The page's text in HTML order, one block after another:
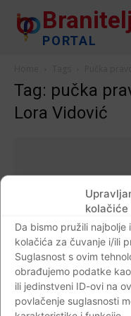
kolačiće
Da bismo pružili
kolačića za čuvanje i/ili
Suglasnost s ovim
obrađujemo podatke
ili jedinstveni ID-ovi na
povlačenje suglasnosti
PORTAL
Tag: pučka
Lora Vidović
Dijaspora